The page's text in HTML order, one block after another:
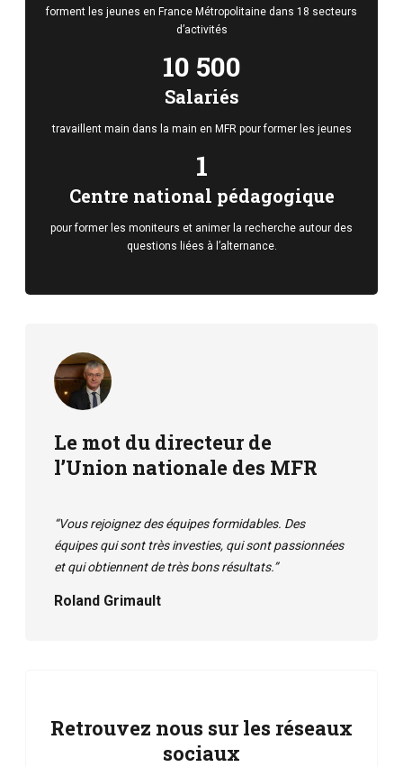
forment les jeunes en France Métropolitaine dans 18 secteurs
d’activités
10 500
Salariés
travaillent main dans la main en MFR pour former les jeunes
1
Centre national pédagogique
pour former les moniteurs et animer la recherche autour des
questions liées à l’alternance.
Le mot du directeur de
l’Union nationale des MFR
“Vous rejoignez des équipes formidables. Des
équipes qui sont très investies, qui sont passionnées
et qui obtiennent de très bons résultats.”
Roland Grimault
Retrouvez nous sur les réseaux
sociaux